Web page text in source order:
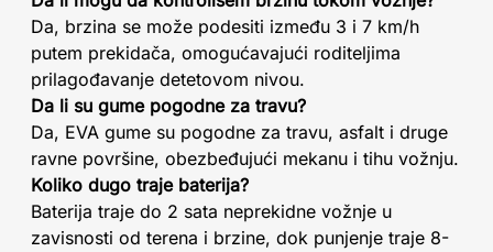
Da, brzina se može podesiti između 3 i 7 km/h
putem prekidača, omogućavajući roditeljima
prilagođavanje detetovom nivou.
Da li su gume pogodne za travu?
Da, EVA gume su pogodne za travu, asfalt i druge
ravne površine, obezbeđujući mekanu i tihu vožnju.
Koliko dugo traje baterija?
Baterija traje do 2 sata neprekidne vožnje u
zavisnosti od terena i brzine, dok punjenje traje 8-